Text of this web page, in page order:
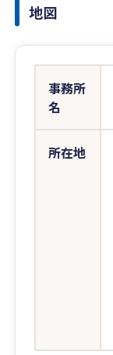
地図
事務所
名
所在地